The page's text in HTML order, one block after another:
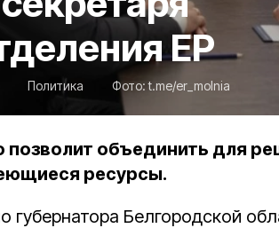
ЕР
Политика Фото:t.me/er_molnia
позволит объединить для
ресурсы.
губернатора Белгородской